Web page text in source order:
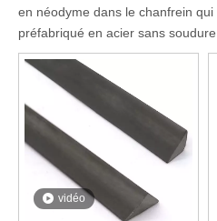
en néodyme dans le chanfrein
préfabriqué en acier sans
vidéo